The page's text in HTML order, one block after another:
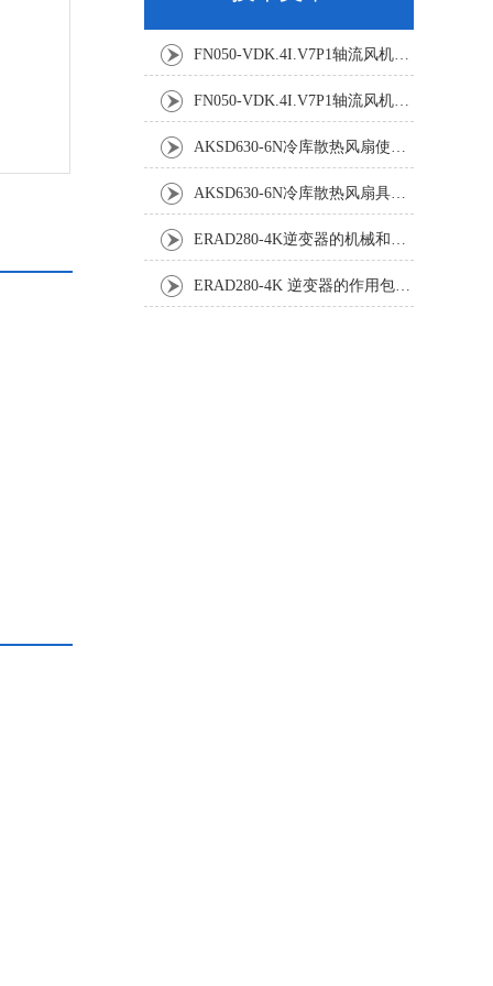
FN050-VDK.4I.V7P1轴流风机：精密温控背后的空气动力学杰作
FN050-VDK.4I.V7P1轴流风机：工业散热系统的静音革新者
AKSD630-6N冷库散热风扇使用效果怎样?
AKSD630-6N冷库散热风扇具体应用原理和优势如下
ERAD280-4K逆变器的机械和电气安装规程
ERAD280-4K 逆变器的作用包括哪些？